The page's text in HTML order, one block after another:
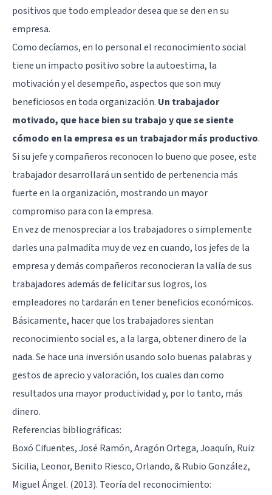
positivos que todo empleador desea que se den en su
empresa.
Como decíamos, en lo personal el reconocimiento social
tiene un impacto positivo sobre la autoestima, la
motivación y el desempeño, aspectos que son muy
beneficiosos en toda organización. Un trabajador
motivado, que hace bien su trabajo y que se siente
cómodo en la empresa es un trabajador más productivo.
Si su jefe y compañeros reconocen lo bueno que posee, este
trabajador desarrollará un sentido de pertenencia más
fuerte en la organización, mostrando un mayor
compromiso para con la empresa.
En vez de menospreciar a los trabajadores o simplemente
darles una palmadita muy de vez en cuando, los jefes de la
empresa y demás compañeros reconocieran la valía de sus
trabajadores además de felicitar sus logros, los
empleadores no tardarán en tener beneficios económicos.
Básicamente, hacer que los trabajadores sientan
reconocimiento social es, a la larga, obtener dinero de la
nada. Se hace una inversión usando solo buenas palabras y
gestos de aprecio y valoración, los cuales dan como
resultados una mayor productividad y, por lo tanto, más
dinero.
Referencias bibliográficas:
Boxó Cifuentes, José Ramón, Aragón Ortega, Joaquín, Ruiz
Sicilia, Leonor, Benito Riesco, Orlando, & Rubio González,
Miguel Ángel. (2013). Teoría del reconocimiento: